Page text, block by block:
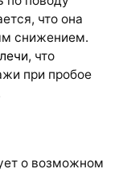
что она
снижением.
, что
при пробое
о возможном